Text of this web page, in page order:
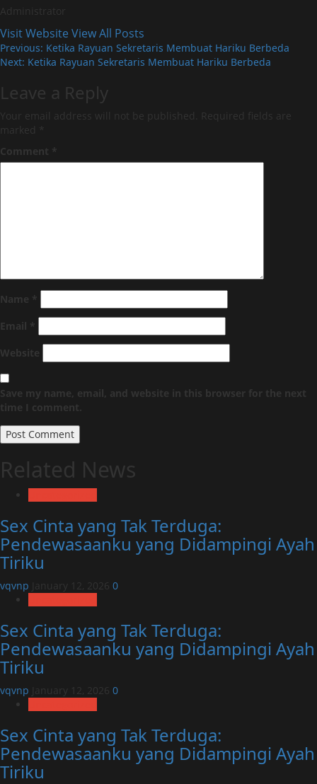
Administrator
Visit Website View All Posts
Post
navigation
Previous: Ketika Rayuan Sekretaris Membuat Hariku Berbeda
Next: Ketika Rayuan Sekretaris Membuat Hariku Berbeda
Leave a Reply
Your email address will not be published.
Required fields are
marked
Comment *
Name *
Email *
Website
Save my name, email, and website in this browser for the next
time I comment.
Related News
Sex Cinta yang Tak Terduga:
Pendewasaanku yang Didampingi Ayah
Tiriku
vqvnp January 12, 2026 0
Sex Cinta yang Tak Terduga:
Pendewasaanku yang Didampingi Ayah
Tiriku
vqvnp January 12, 2026 0
Sex Cinta yang Tak Terduga:
Pendewasaanku yang Didampingi Ayah
Tiriku